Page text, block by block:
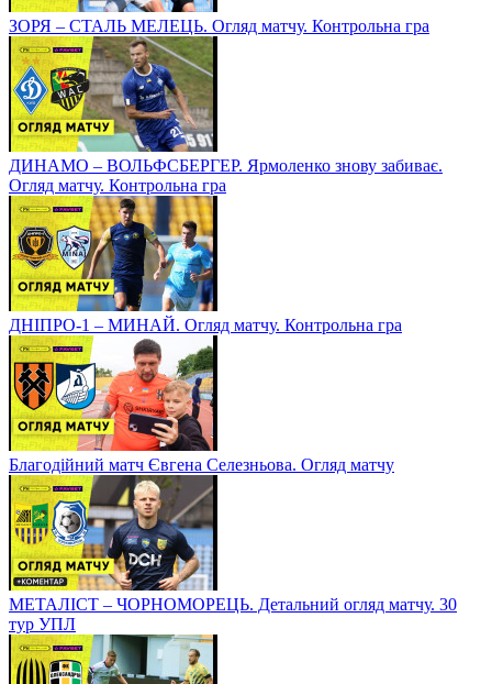
ЗОРЯ – СТАЛЬ МЕЛЕЦЬ. Огляд матчу. Контрольна гра
ДИНАМО – ВОЛЬФСБЕРГЕР. Ярмоленко знову забиває.
Огляд матчу. Контрольна гра
ДНІПРО-1 – МИНАЙ. Огляд матчу. Контрольна гра
Благодійний матч Євгена Селезньова. Огляд матчу
МЕТАЛІСТ – ЧОРНОМОРЕЦЬ. Детальний огляд матчу. 30
тур УПЛ